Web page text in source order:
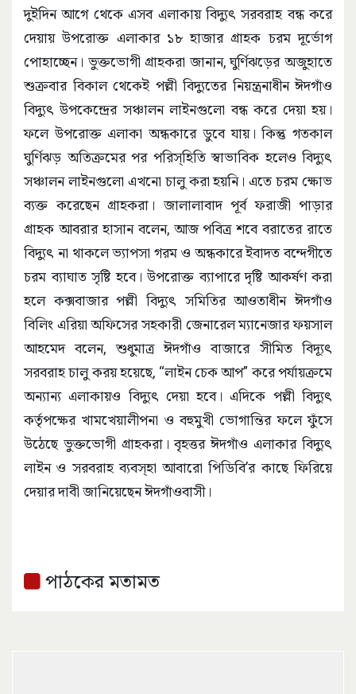
দুইদিন আগে থেকে এসব এলাকায় বিদ্যুৎ সরবরাহ বন্ধ করে
দেয়ায় উপরোক্ত এলাকার ১৮ হাজার গ্রাহক চরম দূর্ভোগ
পোহাচ্ছেন। ভুক্তভোগী গ্রাহকরা জানান, ঘুর্ণিঝড়ের অজুহাতে
শুক্রবার বিকাল থেকেই পল্লী বিদ্যুতের নিয়ন্ত্রনাধীন ঈদগাঁও
বিদ্যুৎ উপকেন্দ্রের সঞ্চালন লাইনগুলো বন্ধ করে দেয়া হয়।
ফলে উপরোক্ত এলাকা অন্ধকারে ডুবে যায়। কিন্তু গতকাল
ঘুর্ণিঝড় অতিক্রমের পর পরিস্হিতি স্বাভাবিক হলেও বিদ্যুৎ
সঞ্চালন লাইনগুলো এখনো চালু করা হয়নি। এতে চরম ক্ষোভ
ব্যক্ত করেছেন গ্রাহকরা। জালালাবাদ পূর্ব ফরাজী পাড়ার
গ্রাহক আবরার হাসান বলেন, আজ পবিত্র শবে বরাতের রাতে
বিদ্যুৎ না থাকলে ভ্যাপসা গরম ও অন্ধকারে ইবাদত বন্দেগীতে
চরম ব্যাঘাত সৃষ্টি হবে। উপরোক্ত ব্যাপারে দৃষ্টি আকর্ষণ করা
হলে কক্সবাজার পল্লী বিদ্যুৎ সমিতির আওতাধীন ঈদগাঁও
বিলিং এরিয়া অফিসের সহকারী জেনারেল ম্যানেজার ফয়সাল
আহমেদ বলেন, শুধুমাত্র ঈদগাঁও বাজারে সীমিত বিদ্যূৎ
সরবরাহ চালু করয় হয়েছে, “লাইন চেক আপ” করে পর্যায়ক্রমে
অন্যান্য এলাকায়ও বিদ্যুৎ দেয়া হবে। এদিকে পল্লী বিদ্যুৎ
কর্তৃপক্ষের খামখেয়ালীপনা ও বহুমুখী ভোগান্তির ফলে ফুঁসে
উঠেছে ভুক্তভোগী গ্রাহকরা। বৃহত্তর ঈদগাঁও এলাকার বিদ্যুৎ
লাইন ও সরবরাহ ব্যবস্হা আবারো পিডিবি’র কাছে ফিরিয়ে
দেয়ার দাবী জানিয়েছেন ঈদগাঁওবাসী।
পাঠকের মতামত